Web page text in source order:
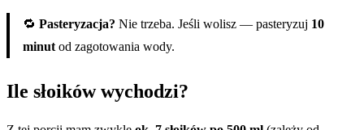
🔁 Pasteryzacja? Nie trzeba. Jeśli wolisz — pasteryzuj 10
minut od zagotowania wody.
Ile słoików wychodzi?